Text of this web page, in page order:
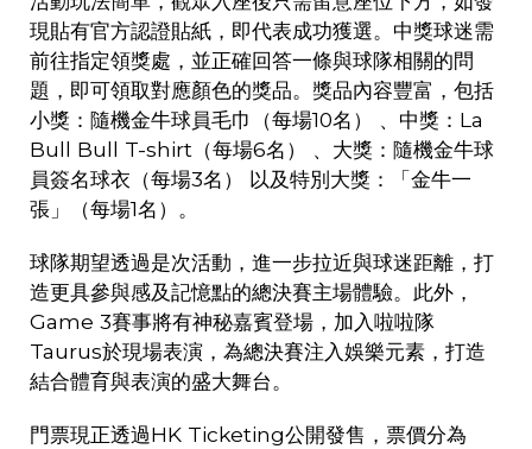
現貼有官方認證貼紙，即代表成功獲選。中獎球迷需
前往指定領獎處，並正確回答一條與球隊相關的問
題，即可領取對應顏色的獎品。獎品內容豐富，包括
小獎：隨機金牛球員毛巾（每場10名） 、中獎： La
Bull Bull T-shirt （每場6名） 、大獎：隨機金牛球
員簽名球衣（每場3名） 以及特別大獎：「金牛一
張」（每場1名）。
球隊期望透過是次活動，進一步拉近與球迷距離，打
造更具參與感及記憶點的總決賽主場體驗。此外，
Game 3賽事將有神秘嘉賓登場，加入啦啦隊
Taurus於現場表演，為總決賽注入娛樂元素，打造
結合體育與表演的盛大舞台。
門票現正透過HK Ticketing公開發售，票價分為